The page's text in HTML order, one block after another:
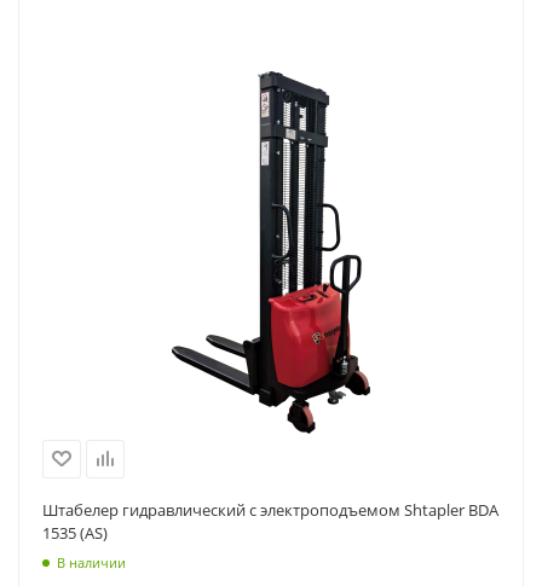
Штабелер гидравлический с электроподъемом Shtapler BDA
1535 (AS)
В наличии